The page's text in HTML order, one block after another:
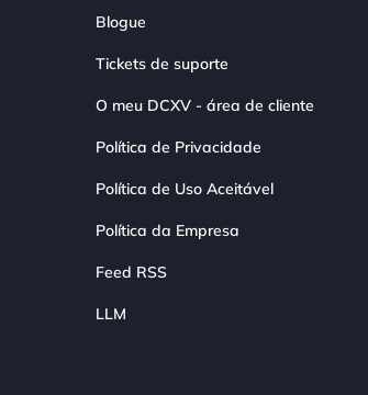
Blogue
Tickets de suporte
O meu DCXV - área de cliente
Política de Privacidade
Política de Uso Aceitável
Política da Empresa
Feed RSS
LLM